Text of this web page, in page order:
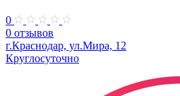
0
0 отзывов
г.Краснодар, ул.Мира, 12
Круглосуточно